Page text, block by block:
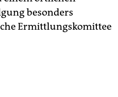
besonders
Ermittlungskomittee